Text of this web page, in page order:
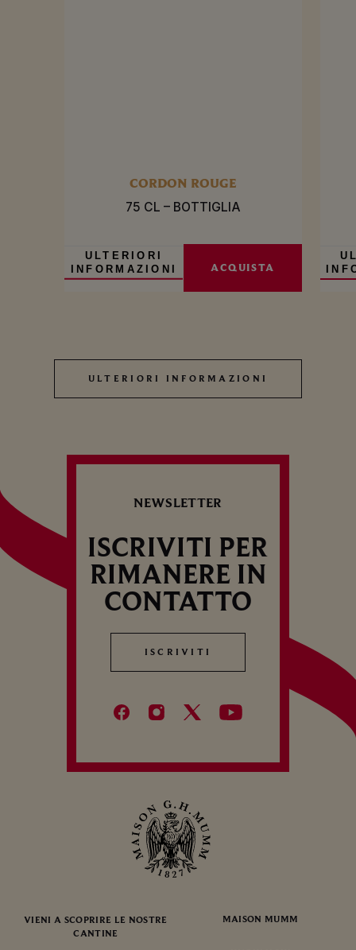
CORDON ROUGE
75 CL – BOTTIGLIA
ULTERIORI
INFORMAZIONI
ACQUISTA
ULTERIORI INFORMAZIONI
ULTERIORI INFORMAZIONI
NEWSLETTER
ISCRIVITI PER
RIMANERE IN
CONTATTO
ISCRIVITI
ISCRIVITI
VIENI A SCOPRIRE LE NOSTRE
CANTINE
MAISON MUMM